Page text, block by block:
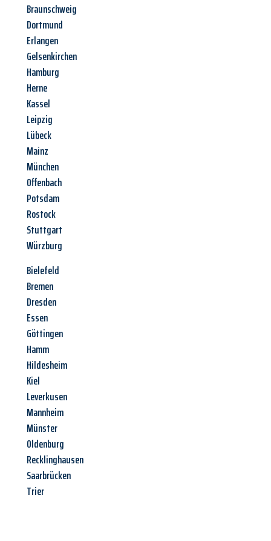
Braunschweig
Dortmund
Erlangen
Gelsenkirchen
Hamburg
Herne
Kassel
Leipzig
Lübeck
Mainz
München
Offenbach
Potsdam
Rostock
Stuttgart
Würzburg
Bielefeld
Bremen
Dresden
Essen
Göttingen
Hamm
Hildesheim
Kiel
Leverkusen
Mannheim
Münster
Oldenburg
Recklinghausen
Saarbrücken
Trier